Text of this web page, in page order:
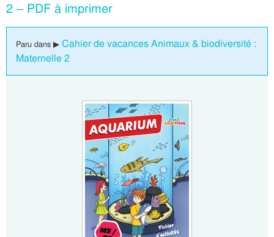
2 – PDF à imprimer
Paru dans ▶ Cahier de vacances Animaux & biodiversité :
Maternelle 2